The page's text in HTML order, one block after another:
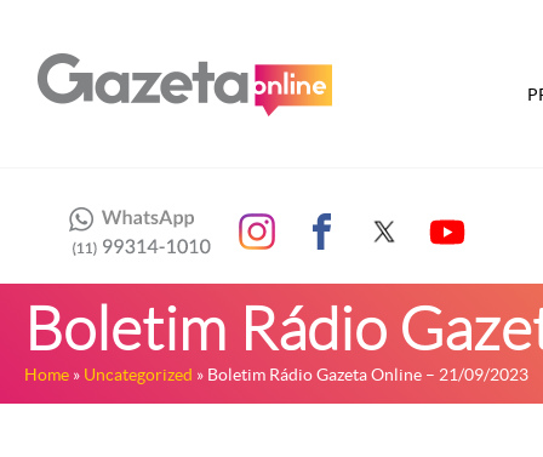
Boletim Rádio
Home » Uncategorized » Boletim Rádio Gazeta Online – 21/09/2023